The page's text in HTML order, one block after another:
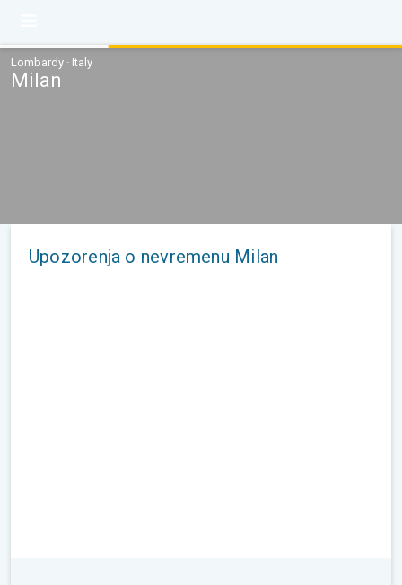
Lombardy · Italy
Milan
Upozorenja o nevremenu Milan